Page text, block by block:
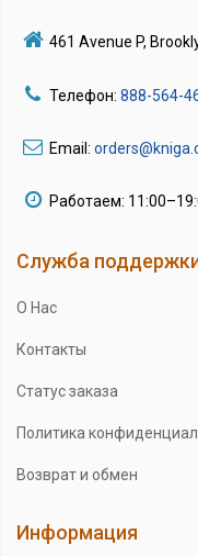
461 Avenue P,
Телефон: 888-564-
Email:
Работаем:
Служба
О Нас
Контакты
Статус заказа
Политика
Возврат и обмен
Информация